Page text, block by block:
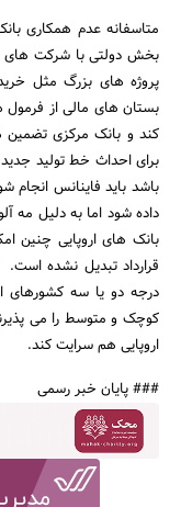
متاسفانه عدم همکاری
بخش دولتی با شرکت های
پروژه های بزرگ مثل
بستان های مالی از
کند و بانک مرکزی
برای احداث خط تولید جدید
باشد باید فاینانس
داده شود اما به دلیل مه
بانک های اروپایی چنین
قرارداد تبدیل نشده
درجه دو یا سه کشورهای
کوچک و متوسط را می
اروپایی هم سرایت کند.
### پایان خبر رسمی